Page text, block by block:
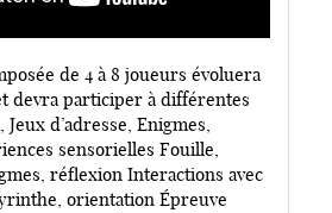
de 4 à 8 joueurs évoluera
devra participer à différentes
d’adresse, Enigmes,
sensorielles Fouille,
réflexion Interactions avec
orientation Épreuve